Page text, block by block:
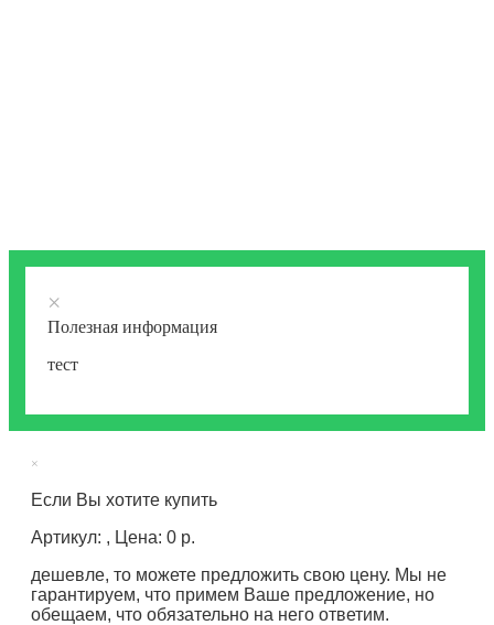
×
Полезная информация
тест
×
Если Вы хотите купить
Артикул: , Цена: 0 р.
дешевле, то можете предложить свою цену. Мы не
гарантируем, что примем Ваше предложение, но
обещаем, что обязательно на него ответим.